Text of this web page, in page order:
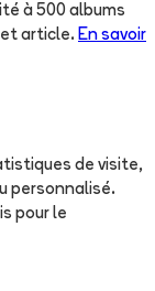
à 500 albums
article. En savoir
de visite,
personnalisé.
pour le